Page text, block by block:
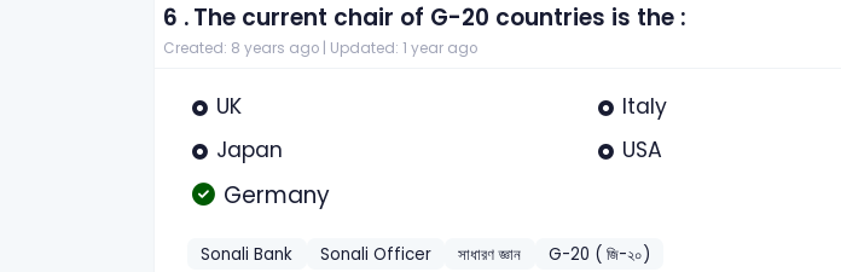
6 .The current chair of G-20 countries is the :
Created: 8 years ago | Updated: 1 year ago
UK
Italy
Japan
USA
Germany
Sonali Bank Sonali Officer সাধারণ জ্ঞান G-20 ( জি-২০)